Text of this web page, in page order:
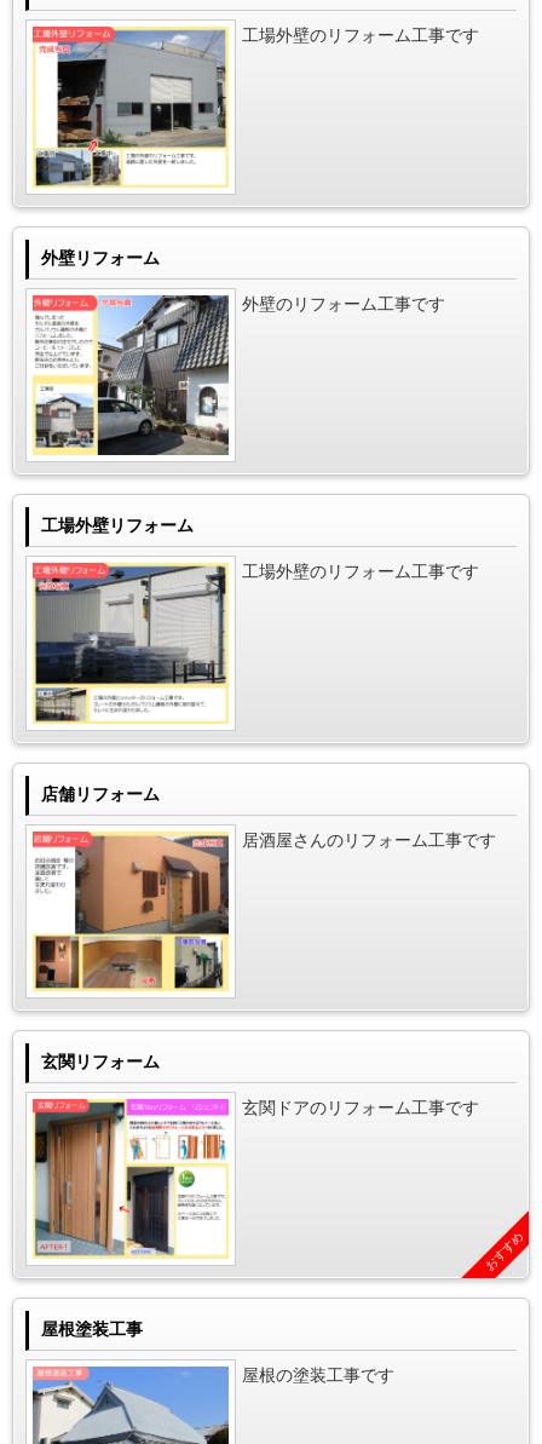
工場外壁のリフォーム工事です
外壁リフォーム
外壁のリフォーム工事です
工場外壁リフォーム
工場外壁のリフォーム工事です
店舗リフォーム
居酒屋さんのリフォーム工事です
玄関リフォーム
玄関ドアのリフォーム工事です
おすすめ
屋根塗装工事
屋根の塗装工事です